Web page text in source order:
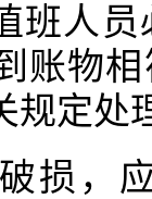
班人
账物
规定处
损，